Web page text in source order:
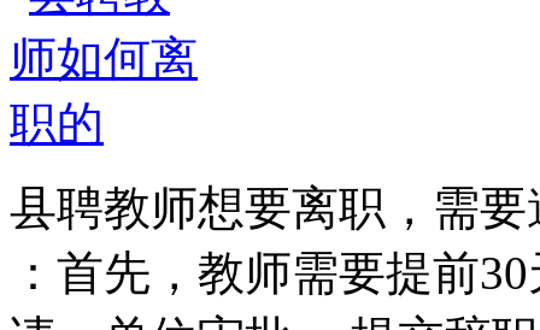
县聘教师想要离职，需
：首先，教师需要提前